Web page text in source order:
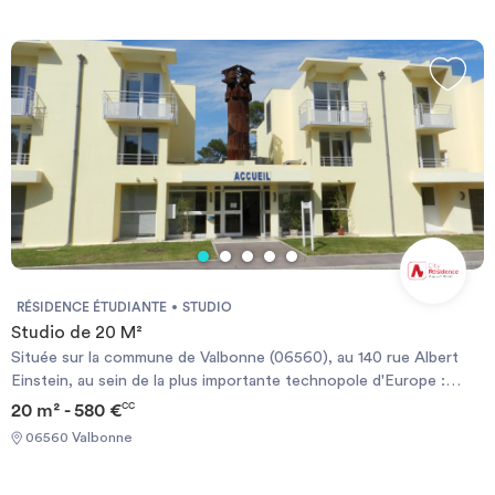
logements sont meublés.
RÉSIDENCE ÉTUDIANTE STUDIO
Studio de 20 M²
Située sur la commune de Valbonne (06560), au 140 rue Albert
Einstein, au sein de la plus importante technopole d'Europe :
Sophia Antipolis, La Résidence EINSTEIN SOPHIA propose des
studios (20m² - 550€) ou T2 (30m² - 750€) meublés avec cuisine
équipée. La Résidence Einstein Sophia se situe à proximité
20 m² - 580 €CC
06560 Valbonne